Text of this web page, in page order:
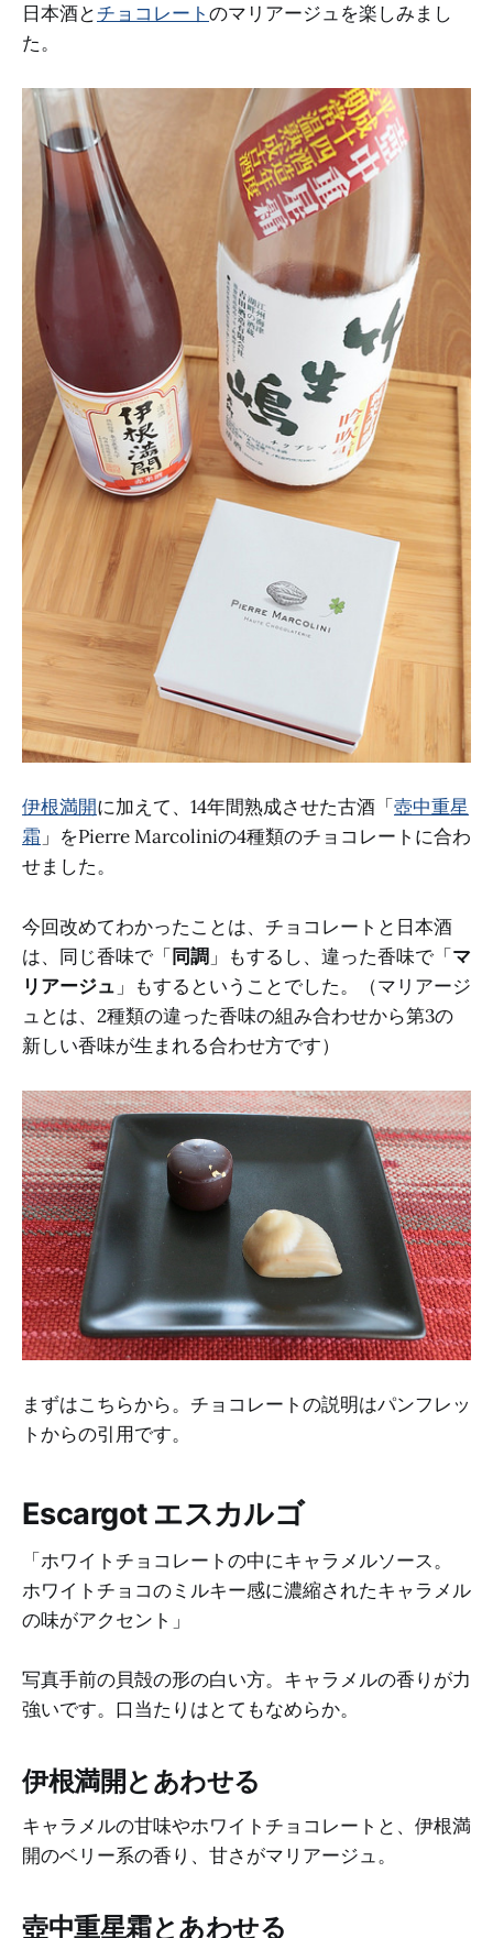
日本酒とチョコレートのマリアージュを楽しみまし
た。
伊根満開に加えて、14年間熟成させた古酒「壺中重星
霜 」をPierre Marcoliniの4種類のチョコレートに合わ
せました。
今回改めてわかったことは、チョコレートと日本酒
は、同じ香味で「同調 」もするし、違った香味で「マ
リアージュ 」もするということでした。（マリアージ
ュとは、2種類の違った香味の組み合わせから第3の
新しい香味が生まれる合わせ方です）
まずはこちらから。チョコレートの説明はパンフレッ
トからの引用です。
Escargot エスカルゴ
「ホワイトチョコレートの中にキャラメルソース。
ホワイトチョコのミルキー感に濃縮されたキャラメル
の味がアクセント」
写真手前の貝殻の形の白い方。キャラメルの香りが力
強いです。口当たりはとてもなめらか。
伊根満開とあわせる
キャラメルの甘味やホワイトチョコレートと、伊根満
開のベリー系の香り、甘さがマリアージュ。
壺中重星霜とあわせる